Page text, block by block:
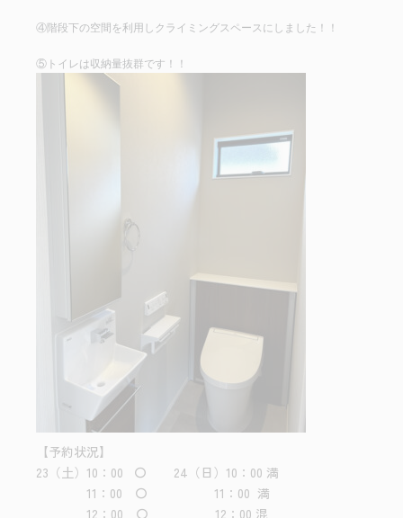
④階段下の空間を利用しクライミングスペースにしました！！
【予約状況】
23（土）10：00 〇 24（日）10：00 満
11：00 〇 11：00 満
12：00 〇 12：00 混